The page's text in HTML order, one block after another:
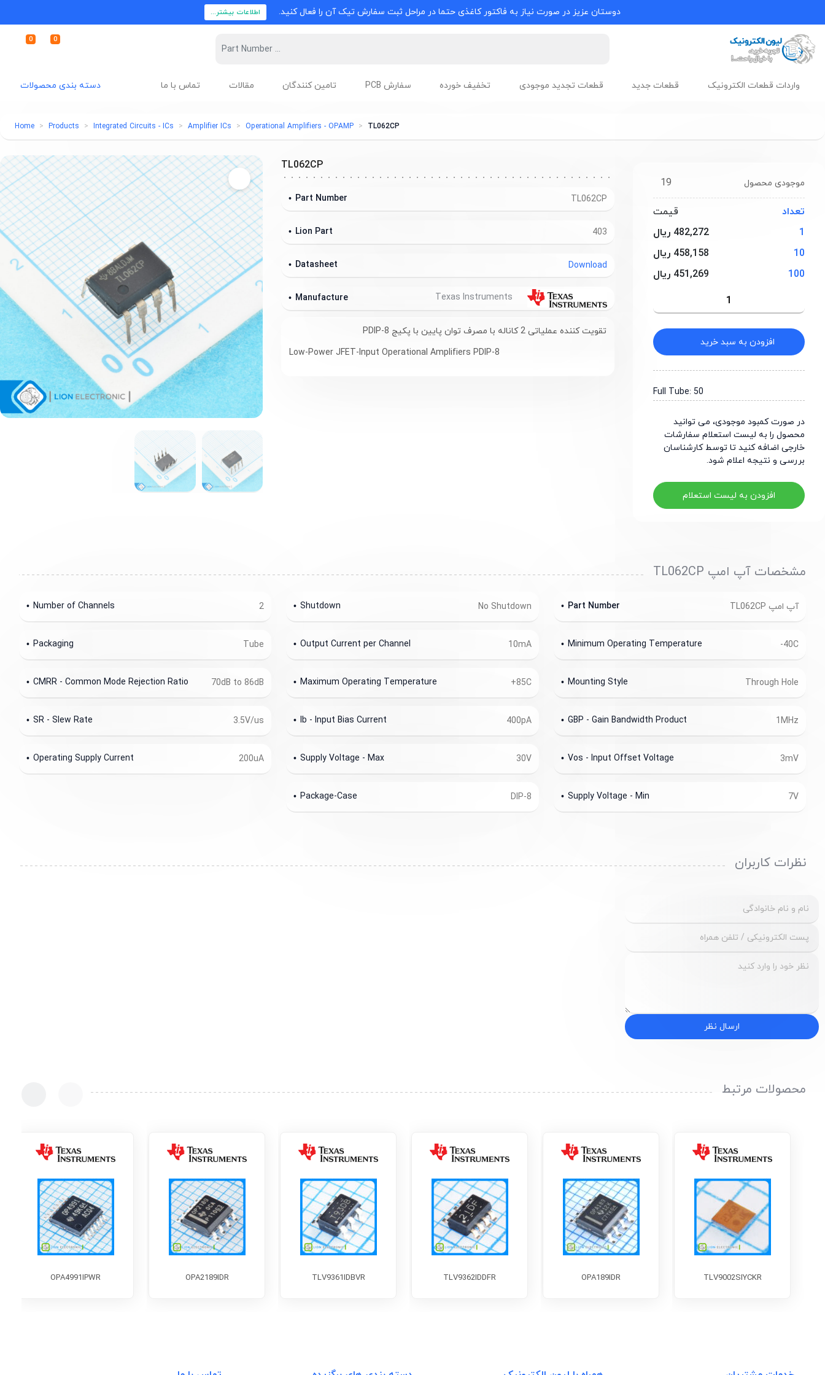
دوستان عزیز در صورت نیاز به فاکتور کاغذی حتما در مراحل ثبت سفارش تیک آن را فعال کنید. اطلاعات بیشتر...
0 0
دسته بندی محصولات واردات قطعات الکترونیک قطعات جدید قطعات تجدید موجودی تخفیف خورده سفارش PCB تامین کنندگان مقالات تماس با ما
Home Products Integrated Circuits - ICs Amplifier ICs Operational Amplifiers - OPAMP TL062CP
19 موجودی محصول
تعداد
قیمت
1
482,272 ریال
10
458,158 ریال
100
451,269 ریال
افزودن به سبد خرید
Full Tube: 50
در صورت کمبود موجودی، می توانید
محصول را به لیست استعلام سفارشات
خارجی اضافه کنید تا توسط کارشناسان
بررسی و نتیجه اعلام شود.
افزودن به لیست استعلام
TL062CP
TL062CP
Part Number
403
Lion Part
Download
Datasheet
Manufacture
تقویت کننده عملیاتی 2 کاناله با مصرف توان پایین با پکیج PDIP-8
Low-Power JFET-Input Operational Amplifiers PDIP-8
مشخصات آپ امپ TL062CP
آپ امپ TL062CP Part Number
No Shutdown
Shutdown
2
Number of Channels
-40C
Minimum Operating Temperature
10mA
Output Current per Channel
Tube
Packaging
Through Hole
Mounting Style
+85C
Maximum Operating Temperature
70dB to 86dB
CMRR - Common Mode Rejection Ratio
1MHz
GBP - Gain Bandwidth Product
400pA
Ib - Input Bias Current
3.5V/us
SR - Slew Rate
3mV
Vos - Input Offset Voltage
30V
Supply Voltage - Max
200uA
Operating Supply Current
7V
Supply Voltage - Min
DIP-8
Package-Case
نظرات کاربران
ارسال نظر
محصولات مرتبط
TLV9002SIYCKR
OPA189IDR
TLV9362IDDFR
TLV9361IDBVR
OPA2189IDR
OPA4991IPWR